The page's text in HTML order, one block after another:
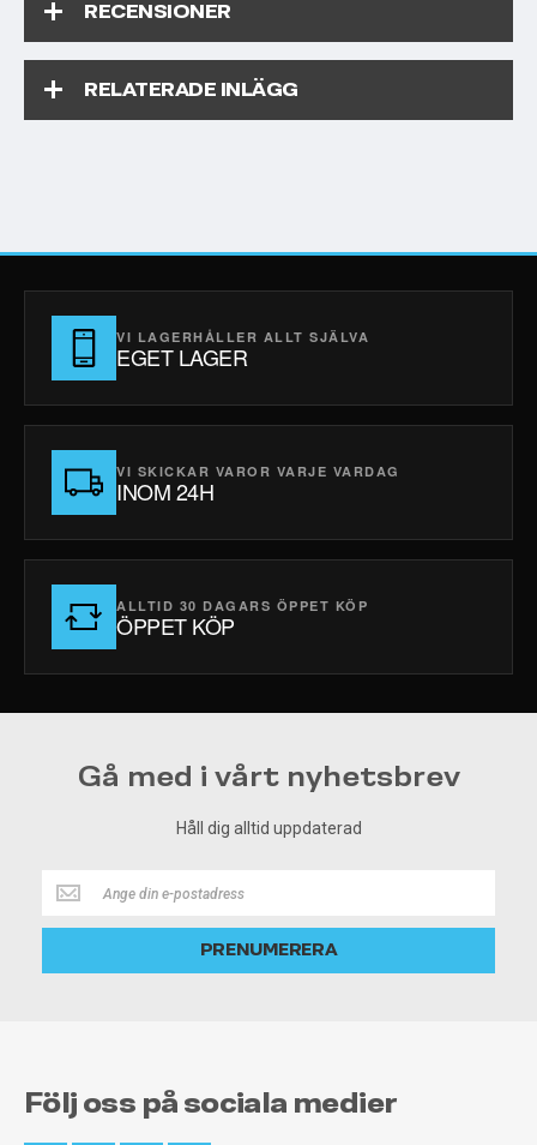
RECENSIONER
RELATERADE INLÄGG
VI LAGERHÅLLER ALLT SJÄLVA
EGET LAGER
VI SKICKAR VAROR VARJE VARDAG
INOM 24H
ALLTID 30 DAGARS ÖPPET KÖP
ÖPPET KÖP
Gå med i vårt nyhetsbrev
Håll dig alltid uppdaterad
Håll
dig
alltid
PRENUMERERA
Följ oss på sociala medier